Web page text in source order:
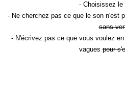
- Choisissez le
- Ne cherchez pas ce que le son n'est
sans
- N'écrivez pas ce que vous voulez
vagues pour